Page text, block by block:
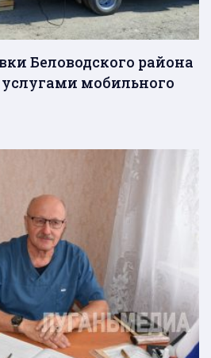
Беловодского района
услугами мобильного